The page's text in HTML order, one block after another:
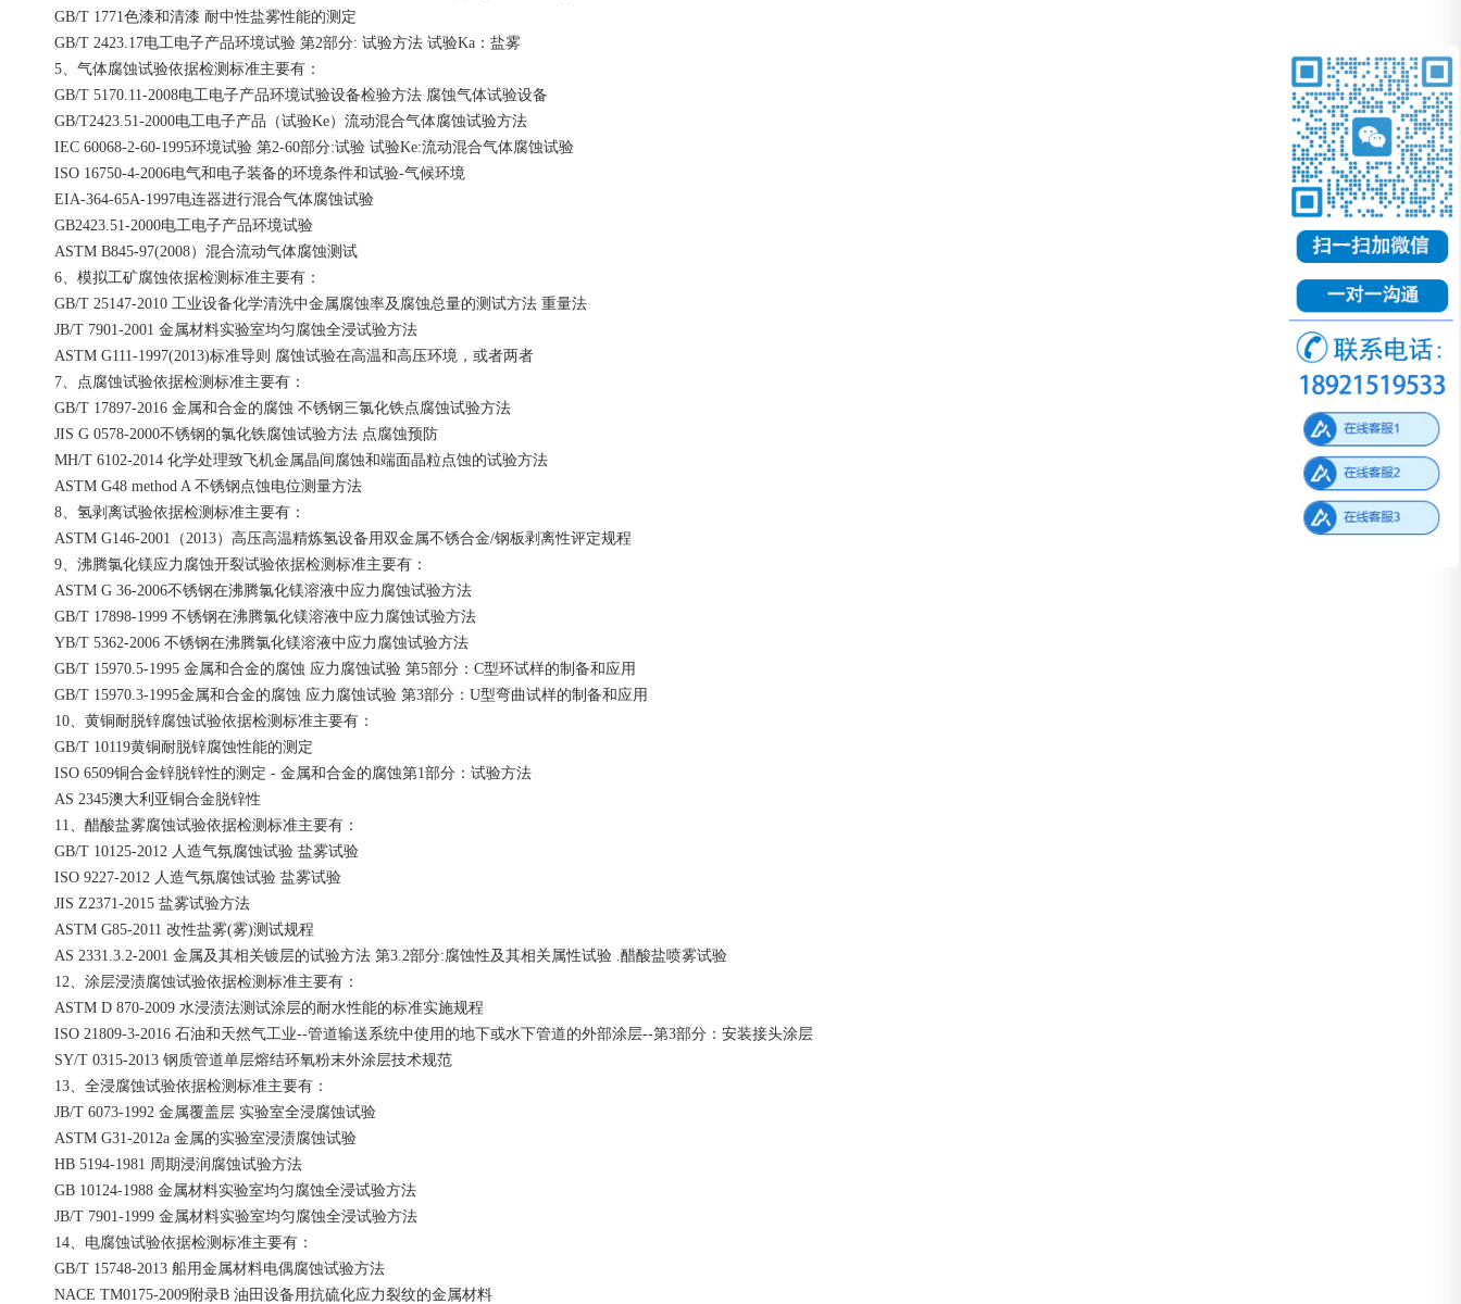
GB/T 1771色漆和清漆 耐中性盐雾性能的测定
GB/T 2423.17电工电子产品环境试验 第2部分: 试验方法 试验Ka：盐雾
5、气体腐蚀试验依据检测标准主要有：
GB/T 5170.11-2008电工电子产品环境试验设备检验方法 腐蚀气体试验设备
GB/T2423.51-2000电工电子产品（试验Ke）流动混合气体腐蚀试验方法
IEC 60068-2-60-1995环境试验 第2-60部分:试验 试验Ke:流动混合气体腐蚀试验
ISO 16750-4-2006电气和电子装备的环境条件和试验-气候环境
EIA-364-65A-1997电连器进行混合气体腐蚀试验
GB2423.51-2000电工电子产品环境试验
ASTM B845-97(2008）混合流动气体腐蚀测试
6、模拟工矿腐蚀依据检测标准主要有：
GB/T 25147-2010 工业设备化学清洗中金属腐蚀率及腐蚀总量的测试方法 重量法
JB/T 7901-2001 金属材料实验室均匀腐蚀全浸试验方法
ASTM G111-1997(2013)标准导则 腐蚀试验在高温和高压环境，或者两者
7、点腐蚀试验依据检测标准主要有：
GB/T 17897-2016 金属和合金的腐蚀 不锈钢三氯化铁点腐蚀试验方法
JIS G 0578-2000不锈钢的氯化铁腐蚀试验方法 点腐蚀预防
MH/T 6102-2014 化学处理致飞机金属晶间腐蚀和端面晶粒点蚀的试验方法
ASTM G48 method A 不锈钢点蚀电位测量方法
8、氢剥离试验依据检测标准主要有：
ASTM G146-2001（2013）高压高温精炼氢设备用双金属不锈合金/钢板剥离性评定规程
9、沸腾氯化镁应力腐蚀开裂试验依据检测标准主要有：
ASTM G 36-2006不锈钢在沸腾氯化镁溶液中应力腐蚀试验方法
GB/T 17898-1999 不锈钢在沸腾氯化镁溶液中应力腐蚀试验方法
YB/T 5362-2006 不锈钢在沸腾氯化镁溶液中应力腐蚀试验方法
GB/T 15970.5-1995 金属和合金的腐蚀 应力腐蚀试验 第5部分：C型环试样的制备和应用
GB/T 15970.3-1995金属和合金的腐蚀 应力腐蚀试验 第3部分：U型弯曲试样的制备和应用
10、黄铜耐脱锌腐蚀试验依据检测标准主要有：
GB/T 10119黄铜耐脱锌腐蚀性能的测定
ISO 6509铜合金锌脱锌性的测定 - 金属和合金的腐蚀第1部分：试验方法
AS 2345澳大利亚铜合金脱锌性
11、醋酸盐雾腐蚀试验依据检测标准主要有：
GB/T 10125-2012 人造气氛腐蚀试验 盐雾试验
ISO 9227-2012 人造气氛腐蚀试验 盐雾试验
JIS Z2371-2015 盐雾试验方法
ASTM G85-2011 改性盐雾(雾)测试规程
AS 2331.3.2-2001 金属及其相关镀层的试验方法 第3.2部分:腐蚀性及其相关属性试验 .醋酸盐喷雾试验
12、涂层浸渍腐蚀试验依据检测标准主要有：
ASTM D 870-2009 水浸渍法测试涂层的耐水性能的标准实施规程
ISO 21809-3-2016 石油和天然气工业--管道输送系统中使用的地下或水下管道的外部涂层--第3部分：安装接头涂层
SY/T 0315-2013 钢质管道单层熔结环氧粉末外涂层技术规范
13、全浸腐蚀试验依据检测标准主要有：
JB/T 6073-1992 金属覆盖层 实验室全浸腐蚀试验
ASTM G31-2012a 金属的实验室浸渍腐蚀试验
HB 5194-1981 周期浸润腐蚀试验方法
GB 10124-1988 金属材料实验室均匀腐蚀全浸试验方法
JB/T 7901-1999 金属材料实验室均匀腐蚀全浸试验方法
14、电腐蚀试验依据检测标准主要有：
GB/T 15748-2013 船用金属材料电偶腐蚀试验方法
NACE TM0175-2009附录B 油田设备用抗硫化应力裂纹的金属材料